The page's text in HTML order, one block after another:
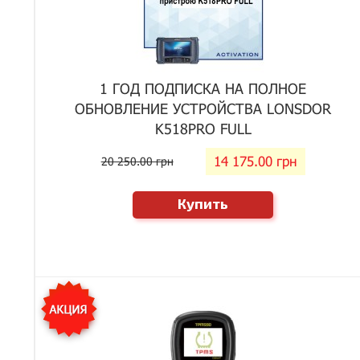
1 ГОД ПОДПИСКА НА ПОЛНОЕ
ОБНОВЛЕНИЕ УСТРОЙСТВА LONSDOR
K518PRO FULL
20 250.00 грн 14 175.00 грн
Купить